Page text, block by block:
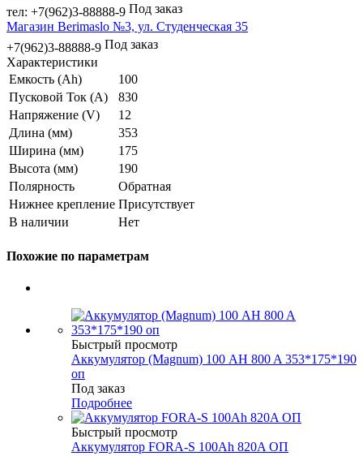
тел: +7(962)3-88888-9 Под заказ
Магазин Berimaslo №3, ул. Студенческая 35
+7(962)3-88888-9 Под заказ
Характеристики
Емкость (Ah)
100
Пусковой Ток (A)
830
Напряжение (V)
12
Длина (мм)
353
Ширина (мм)
175
Высота (мм)
190
Полярность
Обратная
Нижнее крепление Присутствует
В наличии
Нет
Похожие по параметрам
Быстрый просмотр
Аккумулятор (Magnum) 100 AH 800 A 353*175*190
оп
Под заказ
Подробнее
Быстрый просмотр
Аккумулятор FORA-S 100Ah 820A ОП